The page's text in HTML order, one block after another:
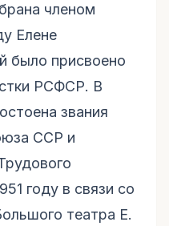
членом
Елене
было присвоено
РСФСР. В
звания
ССР и
году в связи со
театра Е.